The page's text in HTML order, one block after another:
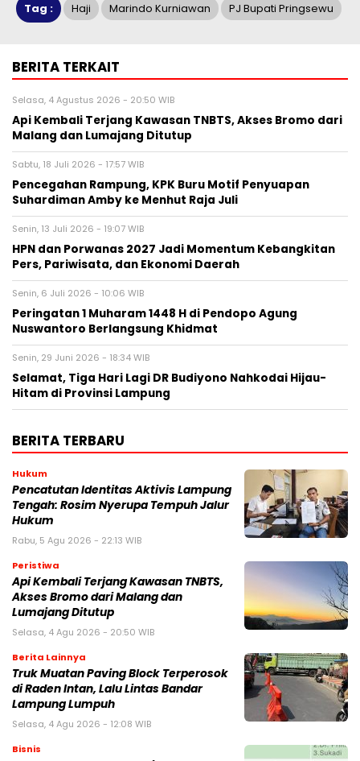
Tag : Haji Marindo Kurniawan PJ Bupati Pringsewu
BERITA TERKAIT
Selasa, 4 Agustus 2026 - 20:50 WIB
Api Kembali Terjang Kawasan TNBTS, Akses Bromo dari
Malang dan Lumajang Ditutup
Sabtu, 18 Juli 2026 - 17:57 WIB
Pencegahan Rampung, KPK Buru Motif Penyuapan
Suhardiman Amby ke Menhut Raja Juli
Senin, 13 Juli 2026 - 19:07 WIB
HPN dan Porwanas 2027 Jadi Momentum Kebangkitan
Pers, Pariwisata, dan Ekonomi Daerah
Senin, 6 Juli 2026 - 10:06 WIB
Peringatan 1 Muharam 1448 H di Pendopo Agung
Nuswantoro Berlangsung Khidmat
Senin, 29 Juni 2026 - 18:34 WIB
Selamat, Tiga Hari Lagi DR Budiyono Nahkodai Hijau-
Hitam di Provinsi Lampung
BERITA TERBARU
Hukum
Pencatutan Identitas Aktivis Lampung
Tengah: Rosim Nyerupa Tempuh Jalur
Hukum
Rabu, 5 Agu 2026 - 22:13 WIB
Peristiwa
Api Kembali Terjang Kawasan TNBTS,
Akses Bromo dari Malang dan
Lumajang Ditutup
Selasa, 4 Agu 2026 - 20:50 WIB
Berita Lainnya
Truk Muatan Paving Block Terperosok
di Raden Intan, Lalu Lintas Bandar
Lampung Lumpuh
Selasa, 4 Agu 2026 - 12:08 WIB
Bisnis